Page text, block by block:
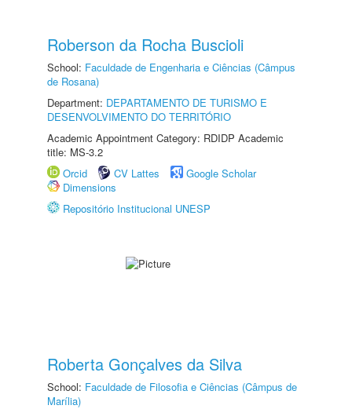
Roberson da Rocha Buscioli
School: Faculdade de Engenharia e Ciências (Câmpus
de Rosana)
Department: DEPARTAMENTO DE TURISMO E
DESENVOLVIMENTO DO TERRITÓRIO
Academic Appointment Category: RDIDP Academic
title: MS-3.2
Orcid
CV Lattes
Google Scholar
Dimensions
Repositório Institucional UNESP
Roberta Gonçalves da Silva
School: Faculdade de Filosofia e Ciências (Câmpus de
Marília)